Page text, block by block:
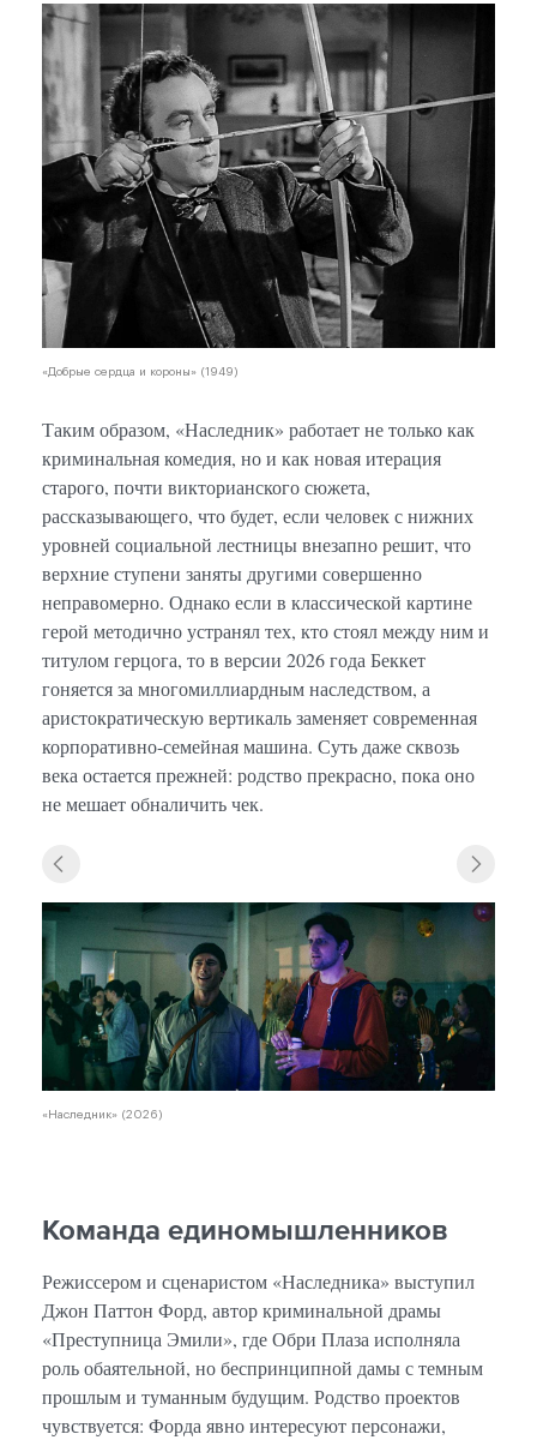
«Добрые сердца и короны» (1949)
Таким образом, «Наследник» работает не только как
криминальная комедия, но и как новая итерация
старого, почти викторианского сюжета,
рассказывающего, что будет, если человек с нижних
уровней социальной лестницы внезапно решит, что
верхние ступени заняты другими совершенно
неправомерно. Однако если в классической картине
герой методично устранял тех, кто стоял между ним и
титулом герцога, то в версии 2026 года Беккет
гоняется за многомиллиардным наследством, а
аристократическую вертикаль заменяет современная
корпоративно-семейная машина. Суть даже сквозь
века остается прежней: родство прекрасно, пока оно
не мешает обналичить чек.
«Наследник» (2026)
Команда единомышленников
Режиссером и сценаристом «Наследника» выступил
Джон Паттон Форд, автор криминальной драмы
«Преступница Эмили», где Обри Плаза исполняла
роль обаятельной, но беспринципной дамы с темным
прошлым и туманным будущим. Родство проектов
чувствуется: Форда явно интересуют персонажи,